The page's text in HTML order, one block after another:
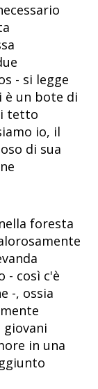
- si legge
è un bote di
tetto
io, il
di sua
foresta
- così c'è
-, ossia
giovani
in una